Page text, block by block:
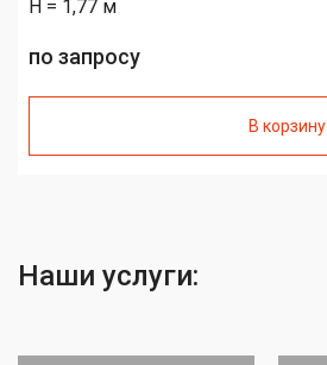
H = 1,77 м
по запросу
В корзину
Наши услуги: